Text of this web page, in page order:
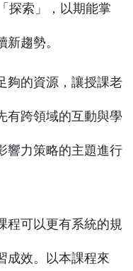
探索」，以期能掌
趨勢。
夠的資源，讓授課老
有跨領域的互動與學
響力策略的主題進行
程可以更有系統的規
成效。以本課程來